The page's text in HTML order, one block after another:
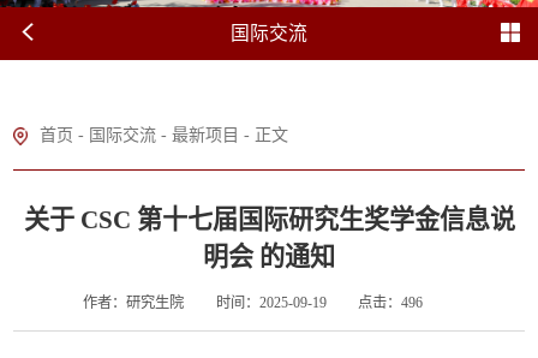
国际交流
首页 - 国际交流 -最新项目 - 正文
关于 CSC 第十七届国际研究生奖学金信息说
明会 的通知
作者：研究生院 时间：2025-09-19 点击：496